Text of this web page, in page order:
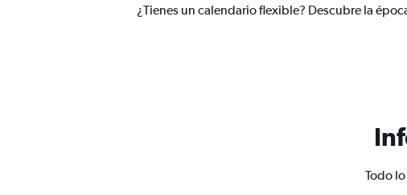
¿Tienes un calendario flexible? Descubre la
Todo